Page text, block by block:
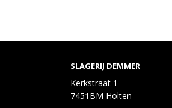
SLAGERIJ DEMMER
Kerkstraat 1
7451BM Holten